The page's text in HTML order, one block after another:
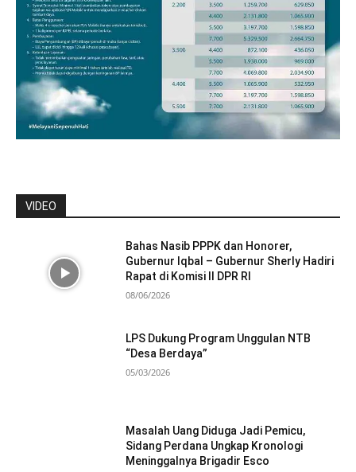
VIDEO
Bahas Nasib PPPK dan Honorer,
Gubernur Iqbal – Gubernur Sherly Hadiri
Rapat di Komisi II DPR RI
08/06/2026
LPS Dukung Program Unggulan NTB
“Desa Berdaya”
05/03/2026
Masalah Uang Diduga Jadi Pemicu,
Sidang Perdana Ungkap Kronologi
Meninggalnya Brigadir Esco